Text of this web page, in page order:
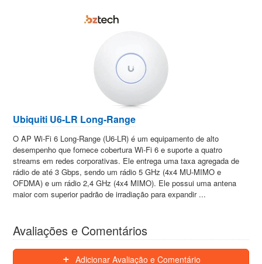
Ubiquiti U6-LR Long-Range
O AP Wi-Fi 6 Long-Range (U6-LR) é um equipamento de alto
desempenho que fornece cobertura Wi-Fi 6 e suporte a quatro
streams em redes corporativas. Ele entrega uma taxa agregada de
rádio de até 3 Gbps, sendo um rádio 5 GHz (4x4 MU-MIMO e
OFDMA) e um rádio 2,4 GHz (4x4 MIMO). Ele possui uma antena
maior com superior padrão de irradiação para expandir ...
Avaliações e Comentários
Adicionar Avaliação e Comentário